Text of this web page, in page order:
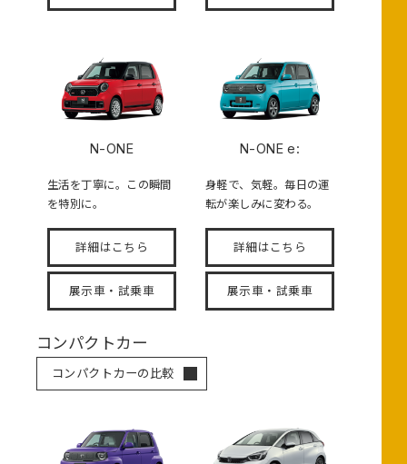
N-ONE
生活を丁寧に。この瞬間
を特別に。
詳細はこちら
展示車・試乗車
N-ONE e:
身軽で、気軽。毎日の運
転が楽しみに変わる。
詳細はこちら
展示車・試乗車
コンパクトカー
コンパクトカーの比較